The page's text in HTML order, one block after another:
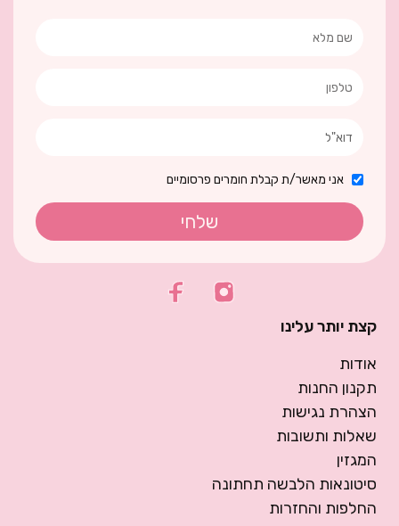
אני מאשר/ת קבלת חומרים פרסומיים
שלחי
קצת יותר עלינו
אודות
תקנון החנות
הצהרת נגישות
שאלות ותשובות
המגזין
סיטונאות הלבשה תחתונה
החלפות והחזרות